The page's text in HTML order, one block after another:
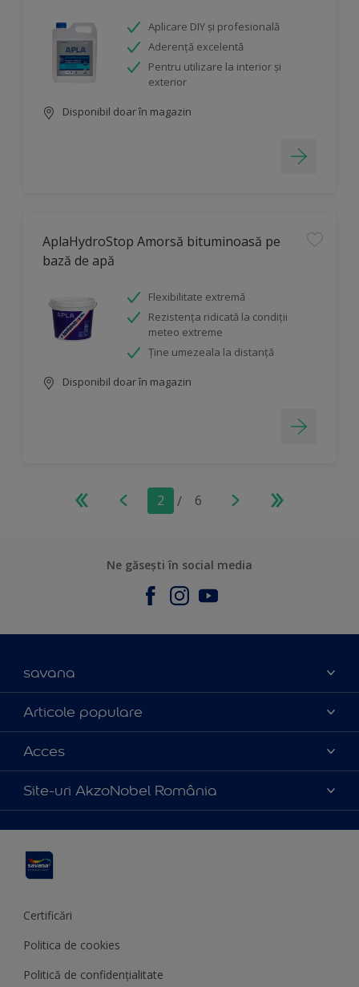
Aplicare DIY și profesională
Aderență excelentă
Pentru utilizare la interior și
exterior
Disponibil doar în magazin
AplaHydroStop Amorsă bituminoasă pe
bază de apă
Flexibilitate extremă
Rezistența ridicată la condiții
meteo extreme
Ține umezeala la distanță
Disponibil doar în magazin
2 / 6
Ne găsești în social media
savana
Contact
Parteneri
Certificări
Articole populare
Culoarea anului 2025
Produse
Sfaturi utile
Acces
Politica de cookies
Termeni și condiții
Termeni de utilizare
Site-uri AkzoNobel România
Hammerite
Certificări
Politica de cookies
Politică de confidențialitate